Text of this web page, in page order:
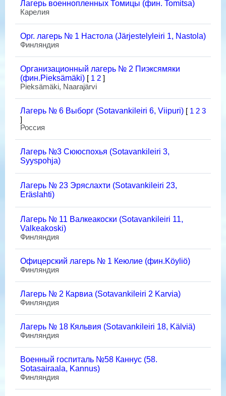
Лагерь военнопленных Томицы (фин. Tomitsa)
Карелия
Орг. лагерь № 1 Настола (Järjestelyleiri 1, Nastola)
Финляндия
Организационный лагерь № 2 Пиэксямяки
(фин.Pieksämäki) [ 1 2 ]
Pieksämäki, Naarajärvi
Лагерь № 6 Выборг (Sotavankileiri 6, Viipuri) [ 1 2 3
]
Россия
Лагерь №3 Сююспохья (Sotavankileiri 3,
Syyspohja)
Лагерь № 23 Эряслахти (Sotavankileiri 23,
Eräslahti)
Лагерь № 11 Валкеакоски (Sotavankileiri 11,
Valkeakoski)
Финляндия
Офицерский лагерь № 1 Кеюлие (фин.Köyliö)
Финляндия
Лагерь № 2 Карвиа (Sotavankileiri 2 Karvia)
Финляндия
Лагерь № 18 Кяльвия (Sotavankileiri 18, Kälviä)
Финляндия
Военный госпиталь №58 Каннус (58.
Sotasairaala, Kannus)
Финляндия